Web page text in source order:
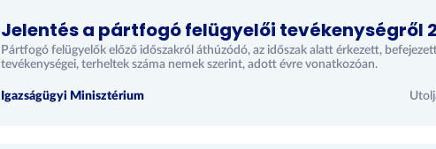
Jelentés a pártfogó felügyelői tevékenységről
Pártfogó felügyelők előző időszakról áthúzódó, az időszak alatt érkezett,
tevékenységei, terheltek száma nemek szerint, adott évre vonatkozóan.
Igazságügyi Minisztérium